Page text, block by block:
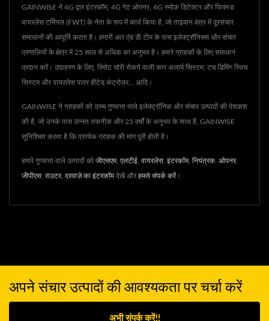
GAINWISE ने 4G द्वार इंटरकॉम, 4G गेट ओपनर, 4G स्मोक डिटेक्टर और फिक्स्ड
वायरलेस टर्मिनल (FWT) के नेता के रूप में कार्य किया है, जो ताइवान क्षेत्र में दूरसंचार
समाधानों की आपूर्ति करता है। हमारी आर एंड डी टीम के पास इलेक्ट्रॉनिक्स और संचार
प्रणालियों के क्षेत्र में 25 साल से अधिक का अनुभव है। हमारे ग्राहकों के लिए समाधान
प्रदान करें। उदाहरण के लिए, रिमोट चोरी रोकने वाली कार अलार्म सिस्टम, टच डिमिंग स्विच
सिस्टम और वायरलेस पावर हीटेड कंट्रोलर... आदि।
GAINWISE ने ग्राहकों को उच्च गुणवत्ता वाले इलेक्ट्रॉनिक और संचार उत्पादों की पेशकश
की है, जो उनके पास उन्नत तकनीक और 25 वर्षों के अनुभव के साथ है, GAINWISE
सुनिश्चित करता है कि प्रत्येक ग्राहक की मांग पूरी होती है।
हमारे गुणवत्ता वाले उत्पादों को जीएसएम, एलटीई वायरलेस इंटरकॉम, नियंत्रक ओपनर,
जीपीएस राउटर, दरवाज़े का इंटरकॉमदेखें और हमसे संपर्क करें।
अपने संचार उत्पादों की आवश्यकता पर चर्चा करें
अभी संपर्क करें!!